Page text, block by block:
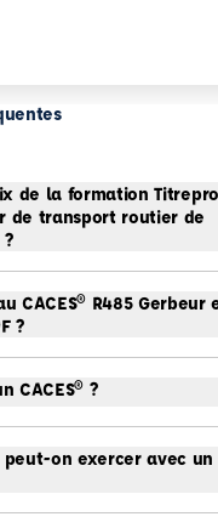
de la formation
de transport routier de
CACES® R485 Gerbeur
?
CACES® ?
on exercer avec un